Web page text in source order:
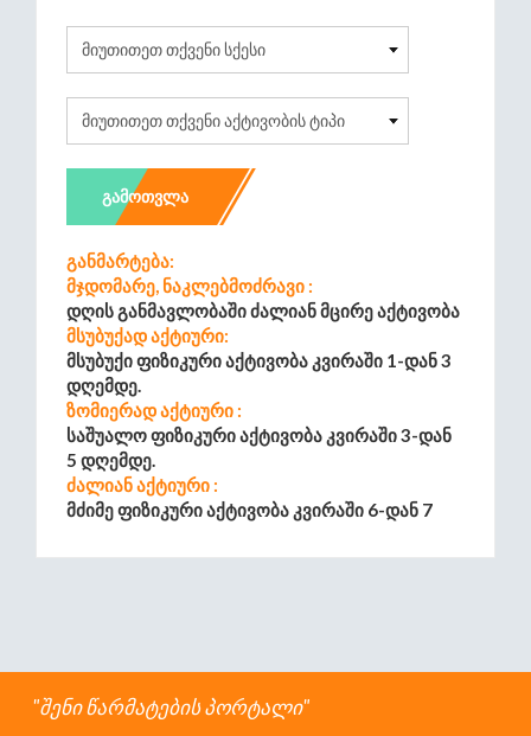
ᲒᲐᲛᲝᲗᲕᲚᲐ
Განმარტება:
Მჯდომარე, Ნაკლებმოძრავი :
Დღის Განმავლობაში Ძალიან Მცირე Აქტივობა
Მსუბუქად Აქტიური:
Მსუბუქი Ფიზიკური Აქტივობა Კვირაში 1-Დან 3
Დღემდე.
Ზომიერად Აქტიური :
Საშუალო Ფიზიკური Აქტივობა Კვირაში 3-Დან
5 Დღემდე.
Ძალიან Აქტიური :
Მძიმე Ფიზიკური Აქტივობა Კვირაში 6-Დან 7
Უკიდურესად Აქტიური :
შენი წარმატების პორტალი